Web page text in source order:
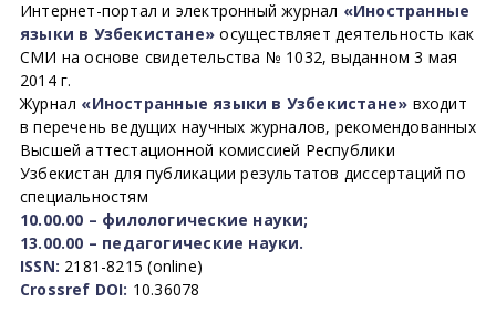
Интернет-портал и электронный журнал «Иностранные
языки в Узбекистане» осуществляет деятельность как
СМИ на основе свидетельства № 1032, выданном 3 мая
2014 г.
Журнал «Иностранные языки в Узбекистане» входит
в перечень ведущих научных журналов, рекомендованных
Высшей аттестационной комиссией Республики
Узбекистан для публикации результатов диссертаций по
специальностям
10.00.00 – филологические науки;
13.00.00 – педагогические науки.
ISSN: 2181-8215 (online)
Crossref DOI: 10.36078